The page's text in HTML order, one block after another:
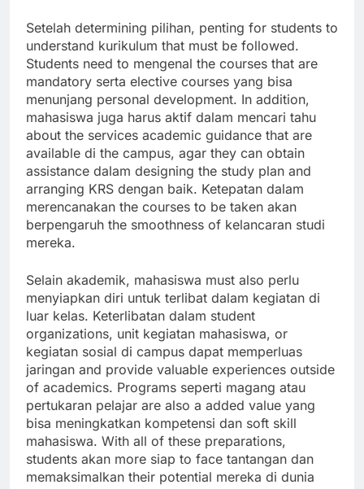
Setelah determining pilihan, penting for students to
understand kurikulum that must be followed.
Students need to mengenal the courses that are
mandatory serta elective courses yang bisa
menunjang personal development. In addition,
mahasiswa juga harus aktif dalam mencari tahu
about the services academic guidance that are
available di the campus, agar they can obtain
assistance dalam designing the study plan and
arranging KRS dengan baik. Ketepatan dalam
merencanakan the courses to be taken akan
berpengaruh the smoothness of kelancaran studi
mereka.
Selain akademik, mahasiswa must also perlu
menyiapkan diri untuk terlibat dalam kegiatan di
luar kelas. Keterlibatan dalam student
organizations, unit kegiatan mahasiswa, or
kegiatan sosial di campus dapat memperluas
jaringan and provide valuable experiences outside
of academics. Programs seperti magang atau
pertukaran pelajar are also a added value yang
bisa meningkatkan kompetensi dan soft skill
mahasiswa. With all of these preparations,
students akan more siap to face tantangan dan
memaksimalkan their potential mereka di dunia